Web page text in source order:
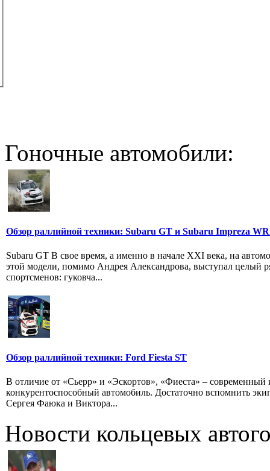
Гоночные автомобили:
Обзор раллийной техники: Subaru GT и Subaru Impreza
Subaru GT В свое время, а именно в начале XXI века, на
этой модели, помимо Андрея Александрова, выступал целый
спортсменов: гуковча...
Обзор раллийной техники: Ford Fiesta ST
В отличие от «Сьерр» и «Эскортов», «Фиеста» – современный
конкурентоспособный автомобиль. Достаточно вспомнить
Сергея Фаюка и Виктора...
Новости кольцевых